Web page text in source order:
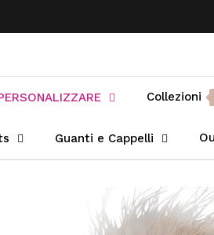
Collezioni
Guanti e Cappelli